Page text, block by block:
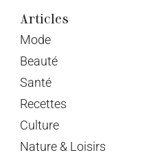
Articles
Mode
Beauté
Santé
Recettes
Culture
Nature & Loisirs